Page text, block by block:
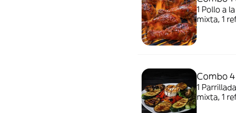
1 Pollo a
mixta, 1
Combo 4
1
mixta, 1